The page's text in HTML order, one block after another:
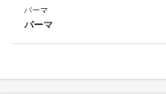
パーマ
パーマ